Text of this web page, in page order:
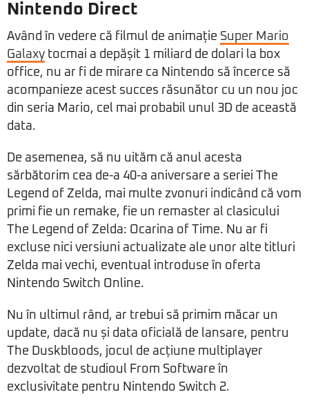
Nintendo Direct
Având în vedere că filmul de animație Super Mario
Galaxy tocmai a depășit 1 miliard de dolari la box
office, nu ar fi de mirare ca Nintendo să încerce să
acompanieze acest succes răsunător cu un nou joc
din seria Mario, cel mai probabil unul 3D de această
data.
De asemenea, să nu uităm că anul acesta
sărbătorim cea de-a 40-a aniversare a seriei The
Legend of Zelda, mai multe zvonuri indicând că vom
primi fie un remake, fie un remaster al clasicului
The Legend of Zelda: Ocarina of Time. Nu ar fi
excluse nici versiuni actualizate ale unor alte titluri
Zelda mai vechi, eventual introduse în oferta
Nintendo Switch Online.
Nu în ultimul rând, ar trebui să primim măcar un
update, dacă nu și data oficială de lansare, pentru
The Duskbloods, jocul de acțiune multiplayer
dezvoltat de studioul From Software în
exclusivitate pentru Nintendo Switch 2.